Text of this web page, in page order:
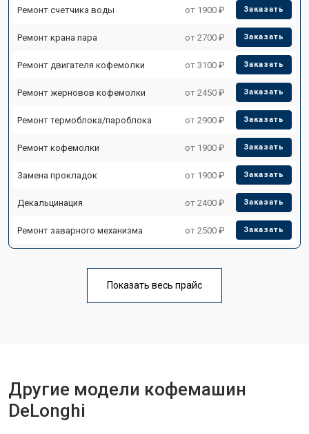
Ремонт счетчика воды от 1900 ₽ Заказать
Ремонт крана пара от 2700 ₽ Заказать
Ремонт двигателя кофемолки от 3100 ₽ Заказать
Ремонт жерновов кофемолки от 2450 ₽ Заказать
Ремонт термоблока/пароблока от 2900 ₽ Заказать
Ремонт кофемолки от 1900 ₽ Заказать
Замена прокладок от 1900 ₽ Заказать
Декальцинация от 2400 ₽ Заказать
Ремонт заварного механизма от 2500 ₽ Заказать
Показать весь прайс
Другие модели кофемашин
DeLonghi